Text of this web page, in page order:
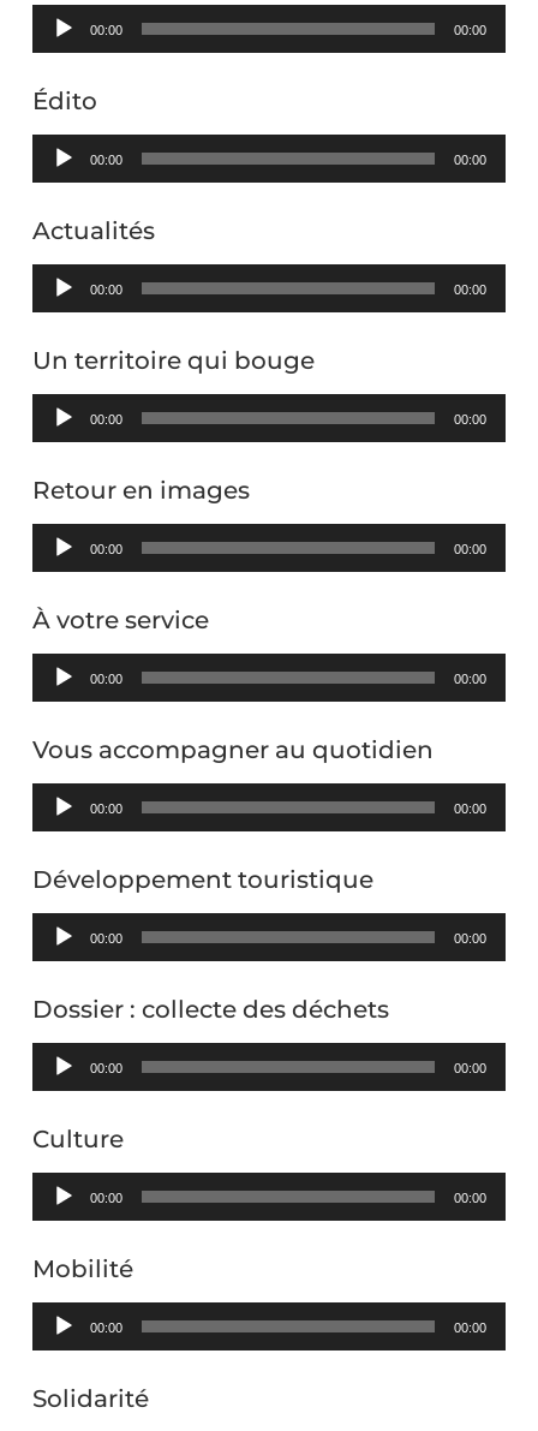
Lecteur
00:00 00:00
Édito
Lecteur
00:00 00:00
Actualités
Lecteur
00:00 00:00
Un territoire qui bouge
Lecteur
00:00 00:00
Retour en images
Lecteur
00:00 00:00
À votre service
Lecteur
00:00 00:00
Vous accompagner au quotidien
Lecteur
00:00 00:00
Développement touristique
Lecteur
00:00 00:00
Dossier : collecte des déchets
Lecteur
00:00 00:00
Culture
Lecteur
00:00 00:00
Mobilité
Lecteur
00:00 00:00
Solidarité